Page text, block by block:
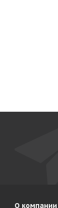
О компании